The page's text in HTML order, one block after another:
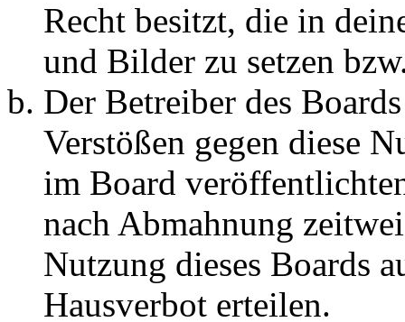
Recht besitzt, die in
und Bilder zu setzen
Der Betreiber des
Verstößen gegen diese
im Board
nach Abmahnung
Nutzung dieses Boards
Hausverbot erteilen.